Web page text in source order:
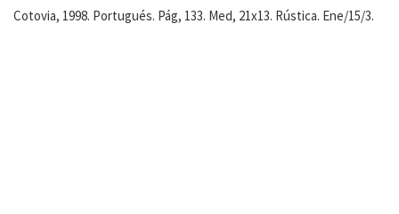
Cotovia, 1998. Portugués. Pág, 133. Med, 21x13. Rústica. Ene/15/3.